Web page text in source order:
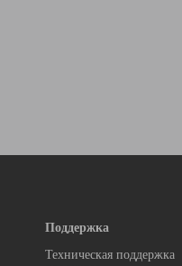
Поддержка
Техническая поддержка